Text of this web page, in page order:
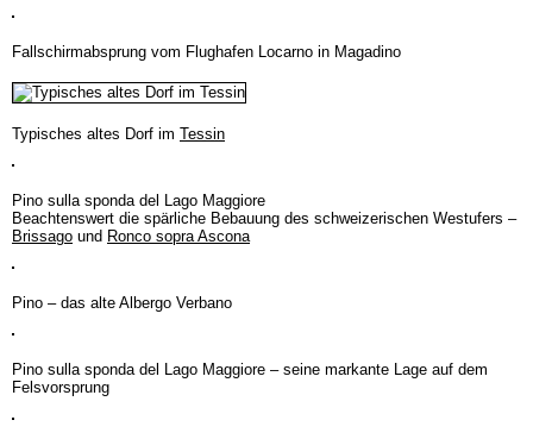
Fallschirmabsprung vom Flughafen Locarno in Magadino
Typisches altes Dorf im Tessin
Pino sulla sponda del Lago Maggiore
Beachtenswert die spärliche Bebauung des schweizerischen Westufers –
Brissago und Ronco sopra Ascona
Pino – das alte Albergo Verbano
Pino sulla sponda del Lago Maggiore – seine markante Lage auf dem
Felsvorsprung